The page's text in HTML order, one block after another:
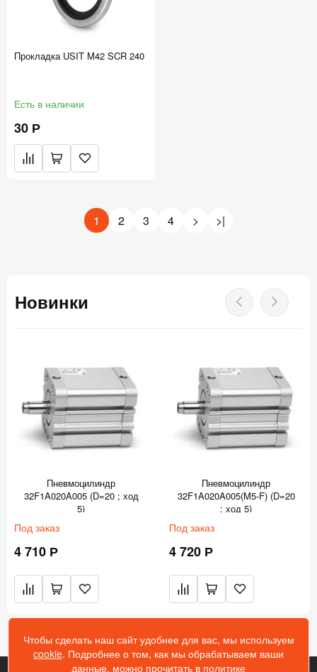
Прокладка USIT M42 SCR 240
Есть в наличии
30 Р
1 2 3 4 > >|
Новинки
Пневмоцилиндр
32F1A020A005 (D=20 ; ход
5)
Под заказ
4 710 Р
Пневмоцилиндр
32F1A020A005(M5-F) (D=20
; ход 5)
Под заказ
4 720 Р
Чтобы сделать наш сайт удобнее для вас, мы используем
cookie. Подробнее о том, как мы обрабатываем ваши
данные, можно прочитать в политике